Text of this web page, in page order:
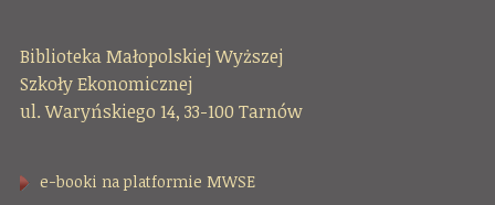
Biblioteka Małopolskiej Wyższej
Szkoły Ekonomicznej
ul. Waryńskiego 14, 33-100 Tarnów
e-booki na platformie MWSE